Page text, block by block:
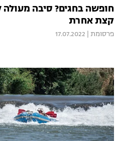
חופשה בחגים? סיבה
קצת אחרת
פרסומת 17.07.2022